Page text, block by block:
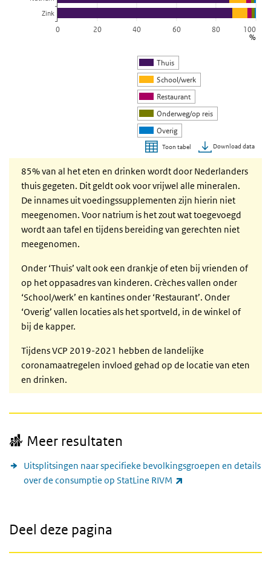
%
Thuis
School/werk
Restaurant
Onderweg/op reis
Overig
0 20 40 60 80 100
Zink
Toon tabel Download data
85% van al het eten en drinken wordt door Nederlanders
thuis gegeten. Dit geldt ook voor vrijwel alle mineralen.
De innames uit voedingssupplementen zijn hierin niet
meegenomen. Voor natrium is het zout wat toegevoegd
wordt aan tafel en tijdens bereiding van gerechten niet
meegenomen.
Onder ‘Thuis’ valt ook een drankje of eten bij vrienden of
op het oppasadres van kinderen. Crèches vallen onder
‘School/werk’ en kantines onder ‘Restaurant’. Onder
‘Overig’ vallen locaties als het sportveld, in de winkel of
bij de kapper.
Tijdens VCP 2019-2021 hebben de landelijke
coronamaatregelen invloed gehad op de locatie van eten
en drinken.
Meer resultaten
Uitsplitsingen naar specifieke bevolkingsgroepen en details
over de consumptie op StatLine RIVM
Deel deze pagina